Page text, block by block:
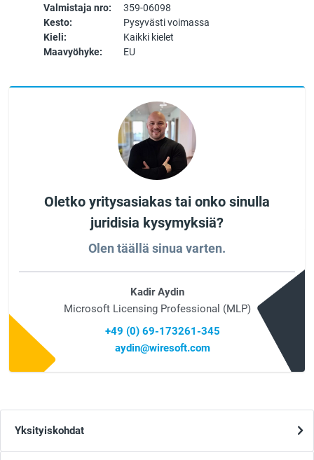
Valmistaja nro:
359-06098
Kesto:
Pysyvästi voimassa
Kieli:
Kaikki kielet
Maavyöhyke:
EU
Oletko yritysasiakas tai onko sinulla
juridisia kysymyksiä?
Olen täällä sinua varten.
Kadir Aydin
Microsoft Licensing Professional (MLP)
+49 (0) 69-173261-345
aydin@wiresoft.com
Yksityiskohdat